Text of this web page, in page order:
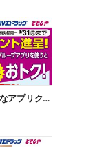
ウエルシアグループ お得なアプリクーポン